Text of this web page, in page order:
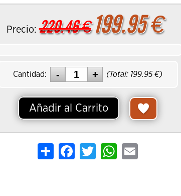
Precio: 220.46€199.95€
Cantidad: (Total: 199.95€)
Añadir al Carrito
Share FacebookTwitter WhatsApp